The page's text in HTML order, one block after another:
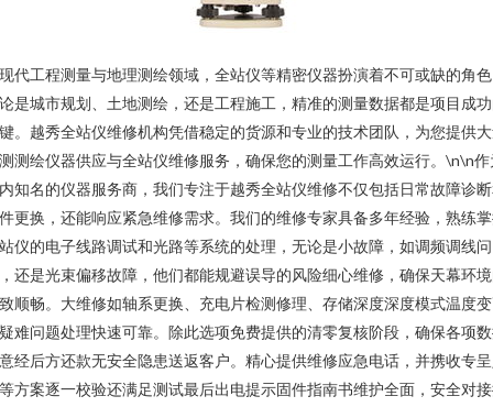
代工程测量与地理测绘领域，全站仪等精密仪器扮演着不可或缺的角
是城市规划、土地测绘，还是工程施工，精准的测量数据都是项目成
。越秀全站仪维修机构凭借稳定的货源和专业的技术团队，为您提供
测绘仪器供应与全站仪维修服务，确保您的测量工作高效运行。\n\n作
知名的仪器服务商，我们专注于越秀全站仪维修不仅包括日常故障诊
更换，还能响应紧急维修需求。我们的维修专家具备多年经验，熟练
仪的电子线路调试和光路等系统的处理，无论是小故障，如调频调线问
还是光束偏移故障，他们都能规避误导的风险细心维修，确保天幕环
顺畅。大维修如轴系更换、充电片检测修理、存储深度深度模式温度
难问题处理快速可靠。除此选项免费提供的清零复核阶段，确保各项
经后方还款无安全隐患送返客户。精心提供维修应急电话，并携收专
方案逐一校验还满足测试最后出电提示固件指南书维护全面，安全对